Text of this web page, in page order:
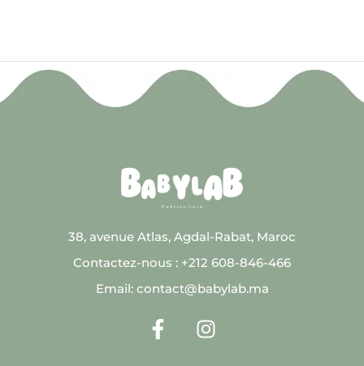
38, avenue Atlas, Agdal-Rabat, Maroc
Contactez-nous : +212 608-846-466
Email: contact@babylab.ma